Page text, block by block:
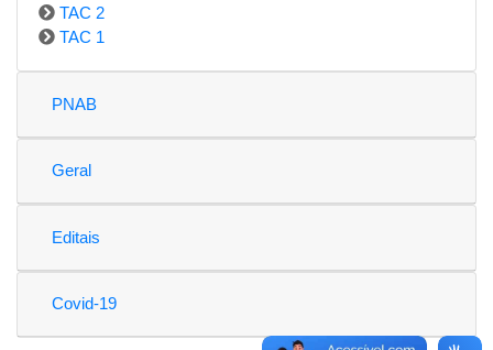
TAC 2
TAC 1
PNAB
Geral
Editais
Covid-19